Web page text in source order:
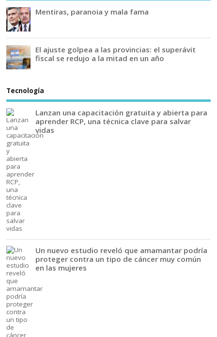
Mentiras, paranoia y mala fama
El ajuste golpea a las provincias: el superávit
fiscal se redujo a la mitad en un año
Tecnología
Lanzan una capacitación gratuita y abierta para
aprender RCP, una técnica clave para salvar
vidas
Un nuevo estudio reveló que amamantar podría
proteger contra un tipo de cáncer muy común
en las mujeres